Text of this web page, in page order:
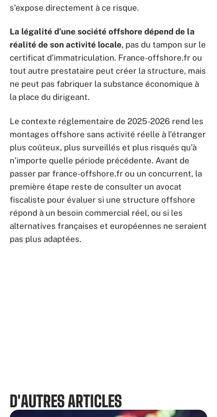
s’expose directement à ce risque.
La légalité d’une société offshore dépend de la
réalité de son activité locale, pas du tampon sur le
certificat d’immatriculation. France-offshore.fr ou
tout autre prestataire peut créer la structure, mais
ne peut pas fabriquer la substance économique à
la place du dirigeant.
Le contexte réglementaire de 2025-2026 rend les
montages offshore sans activité réelle à l’étranger
plus coûteux, plus surveillés et plus risqués qu’à
n’importe quelle période précédente. Avant de
passer par france-offshore.fr ou un concurrent, la
première étape reste de consulter un avocat
fiscaliste pour évaluer si une structure offshore
répond à un besoin commercial réel, ou si les
alternatives françaises et européennes ne seraient
pas plus adaptées.
D'AUTRES ARTICLES